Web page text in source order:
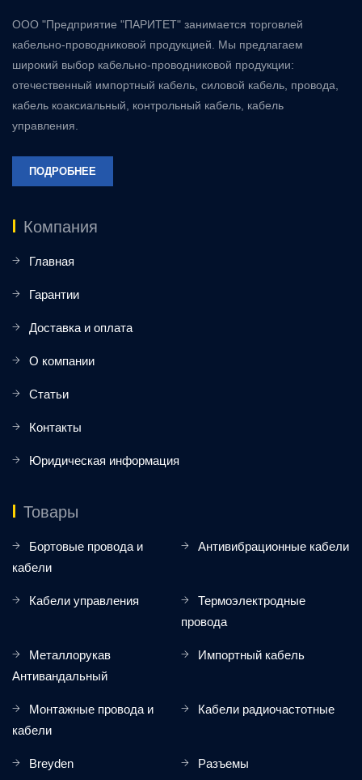
ООО "Предприятие "ПАРИТЕТ" занимается торговлей
кабельно-проводниковой продукцией. Мы предлагаем
широкий выбор кабельно-проводниковой продукции:
отечественный импортный кабель, силовой кабель, провода,
кабель коаксиальный, контрольный кабель, кабель
управления.
ПОДРОБНЕЕ
Компания
Главная
Гарантии
Доставка и оплата
О компании
Статьи
Контакты
Юридическая информация
Товары
Бортовые провода и
кабели
Антивибрационные кабели
Кабели управления
Термоэлектродные
провода
Металлорукав
Антивандальный
Импортный кабель
Монтажные провода и
кабели
Кабели радиочастотные
Breyden Разъемы